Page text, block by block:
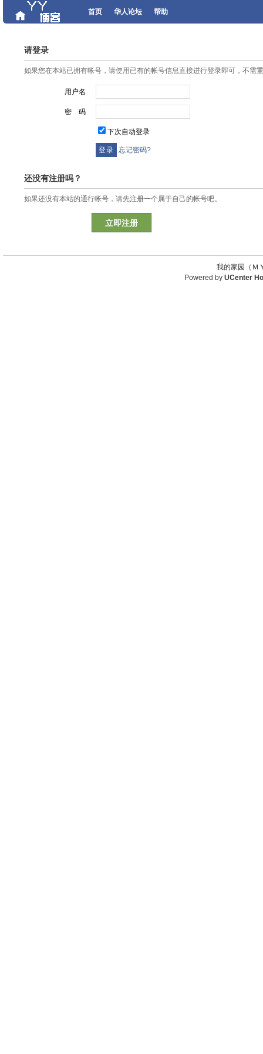
首页 华人论坛 帮助
请登录
如果您在本站已拥有帐号，请使用已有的帐号信息直接进行登录即可，不需
用户名
密 码
下次自动登录
忘记密码?
还没有注册吗？
如果还没有本站的通行帐号，请先注册一个属于自己的帐号吧。
立即注册
我的家园（
Powered by UCenter